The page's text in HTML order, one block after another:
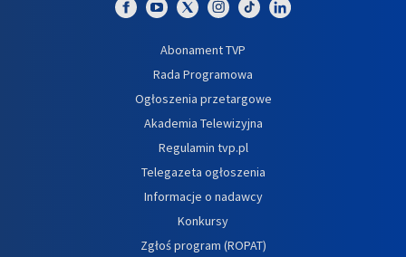
Abonament TVP
Rada Programowa
Ogłoszenia przetargowe
Akademia Telewizyjna
Regulamin tvp.pl
Telegazeta ogłoszenia
Informacje o nadawcy
Konkursy
Zgłoś program (ROPAT)